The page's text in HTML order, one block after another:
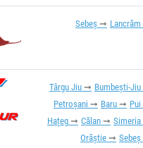
Sebeș Lancrăm
Târgu Jiu
Bumbești-Jiu
Petroșani
Baru
Pui
Hațeg
Călan
Simeria
Orăștie
Sebeș